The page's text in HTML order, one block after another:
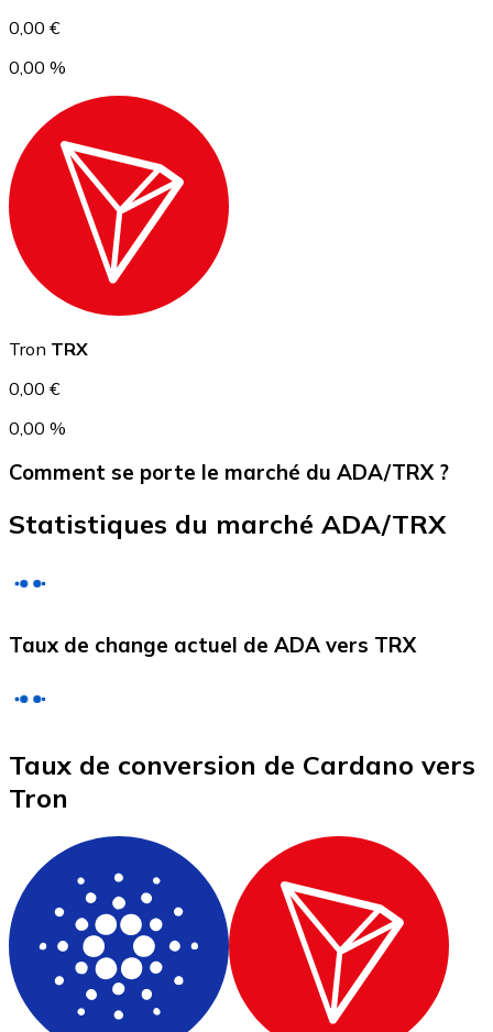
ETH
USD Coin
USDC
XRP
XRP
0,00 €
0,00 %
Tron TRX
0,00 €
0,00 %
Comment se porte le marché du ADA/TRX ?
Statistiques du marché ADA/TRX
Taux de change actuel de ADA vers TRX
Taux de conversion de Cardano vers
Tron